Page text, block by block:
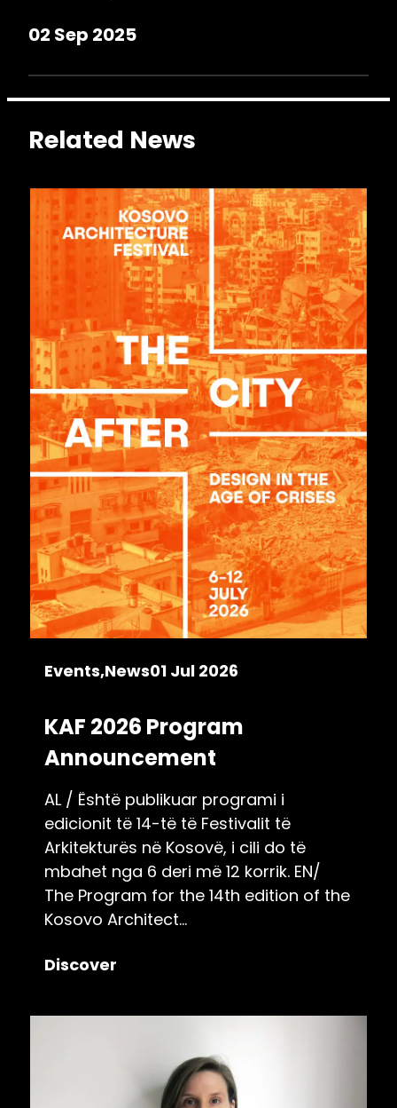
02 Sep 2025
Related News
Events News01 Jul 2026
KAF 2026 Program
Announcement
AL / Është publikuar programi i
edicionit të 14-të të Festivalit të
Arkitekturës në Kosovë, i cili do të
mbahet nga 6 deri më 12 korrik. EN/
The Program for the 14th edition of the
Kosovo Architect...
Discover